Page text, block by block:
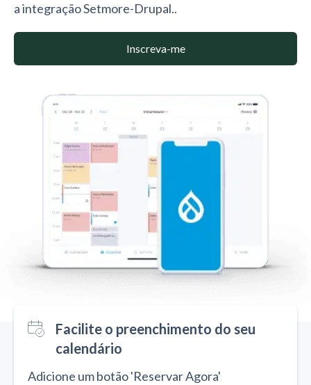
a integração Setmore-Drupal..
Inscreva-me
Facilite o preenchimento do seu
calendário
Adicione um botão 'Reservar Agora'